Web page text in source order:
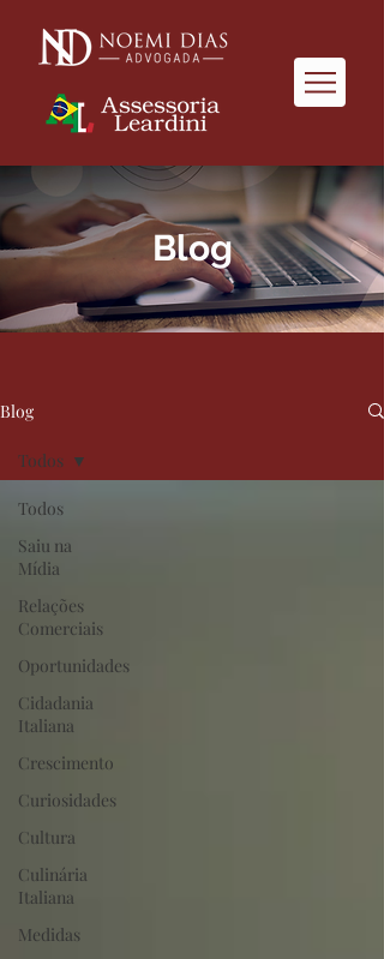
Blog
Blog
Todos
Saiu na
Mídia
Relações
Comerciais
Oportunidades
Cidadania
Italiana
Crescimento
Curiosidades
Cultura
Culinária
Italiana
Medidas
Todos